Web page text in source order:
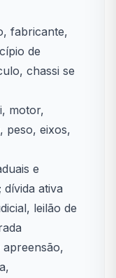
fabricante,
de
chassi se
motor,
peso, eixos,
e
dívida ativa
leilão de